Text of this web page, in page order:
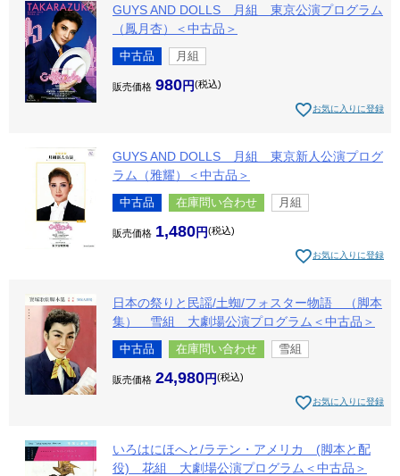
GUYS AND DOLLS 月組 東京公演プログラム
（鳳月杏）＜中古品＞
中古品 月組
販売価格 980 税込
お気に入りに登録
GUYS AND DOLLS 月組 東京新人公演プログ
ラム（雅耀）＜中古品＞
中古品 在庫問い合わせ 月組
販売価格 1,480 税込
お気に入りに登録
日本の祭りと民謡/土蜘/フォスター物語 （脚本
集） 雪組 大劇場公演プログラム＜中古品＞
中古品 在庫問い合わせ 雪組
販売価格 24,980 税込
お気に入りに登録
いろはにほへと/ラテン・アメリカ (脚本と配
役) 花組 大劇場公演プログラム＜中古品＞